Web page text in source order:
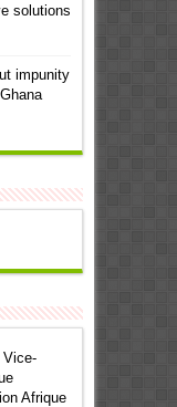
solutions
impunity
Vice-
Afrique